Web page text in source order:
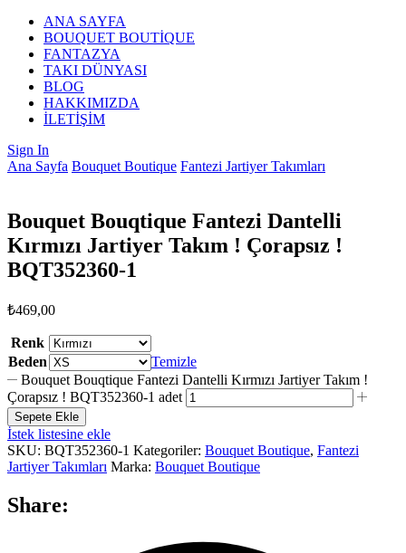
ANA SAYFA
BOUQUET BOUTİQUE
FANTAZYA
TAKI DÜNYASI
BLOG
HAKKIMIZDA
İLETİŞİM
Sign In
Ana Sayfa Bouquet Boutique Fantezi Jartiyer Takımları
Bouquet Bouqtique Fantezi Dantelli
Kırmızı Jartiyer Takım ! Çorapsız !
BQT352360-1
₺469,00
Renk
Beden
Temizle
Bouquet Bouqtique Fantezi Dantelli Kırmızı Jartiyer Takım !
Çorapsız ! BQT352360-1 adet
Sepete Ekle
İstek listesine ekle
SKU: BQT352360-1 Kategoriler: Bouquet Boutique, Fantezi
Jartiyer Takımları Marka: Bouquet Boutique
Share: